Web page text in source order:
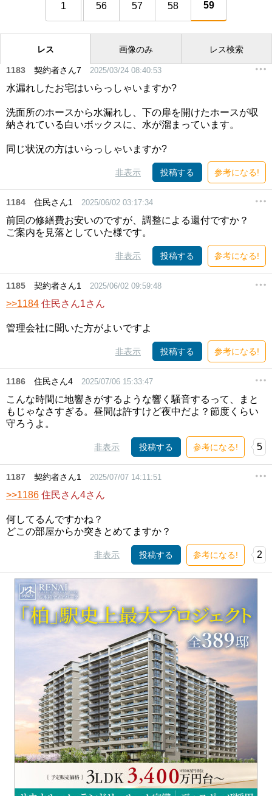
1 56 57 58 59
レス 画像のみ レス検索
1183 契約者さん7 2025/03/24 08:40:53
水漏れしたお宅はいらっしゃいますか?
洗面所のホースから水漏れし、下の扉を開けたホースが収
納されている白いボックスに、水が溜まっています。
同じ状況の方はいらっしゃいますか?
非表示 投稿する 参考になる!
1184 住民さん1 2025/06/02 03:17:34
前回の修繕費お安いのですが、調整による還付ですか？
ご案内を見落としていた様です。
非表示 投稿する 参考になる!
1185 契約者さん1 2025/06/02 09:59:48
>>1184 住民さん1さん
管理会社に聞いた方がよいですよ
非表示 投稿する 参考になる!
1186 住民さん4 2025/07/06 15:33:47
こんな時間に地響きがするような響く騒音するって、まと
もじゃなさすぎる。昼間は許すけど夜中だよ？節度くらい
守ろうよ。
非表示 投稿する 参考になる! 5
1187 契約者さん1 2025/07/07 14:11:51
>>1186 住民さん4さん
何してるんですかね？
どこの部屋からか突きとめてますか？
非表示 投稿する 参考になる! 2